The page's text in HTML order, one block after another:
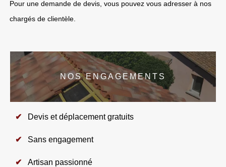
Pour une demande de devis, vous pouvez vous adresser à nos
chargés de clientèle.
NOS ENGAGEMENTS
Devis et déplacement gratuits
Sans engagement
Artisan passionné